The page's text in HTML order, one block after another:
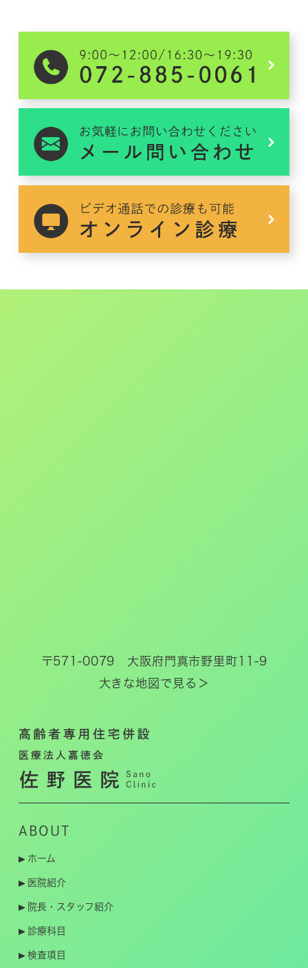
〒571-0079 大阪府門真市野里町11-9
大きな地図で見る＞
ABOUT
ホーム
医院紹介
院長・スタッフ紹介
診療科目
検査項目